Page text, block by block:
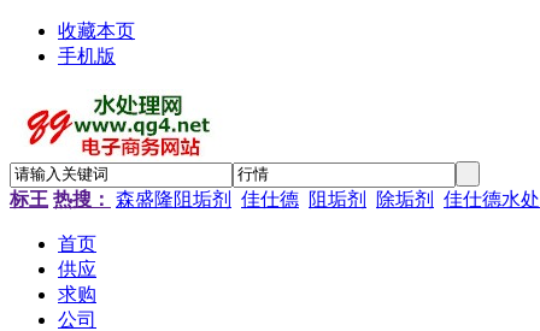
收藏本页
手机版
标王 热搜： 森盛隆阻垢剂 佳仕德 阻垢剂 除垢剂 佳仕德水
首页
供应
求购
公司